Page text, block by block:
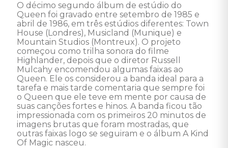
O décimo segundo álbum de estúdio do
Queen foi gravado entre setembro de 1985 e
abril de 1986, em três estúdios diferentes: Town
House (Londres), Musicland (Munique) e
Mountain Studios (Montreux). O projeto
começou como trilha sonora do filme
Highlander, depois que o diretor Russell
Mulcahy encomendou algumas faixas ao
Queen. Ele os considerou a banda ideal para a
tarefa e mais tarde comentaria que sempre foi
o Queen que ele teve em mente por causa de
suas canções fortes e hinos. A banda ficou tão
impressionada com os primeiros 20 minutos de
imagens brutas que foram mostradas, que
outras faixas logo se seguiram e o álbum A Kind
Of Magic nasceu.